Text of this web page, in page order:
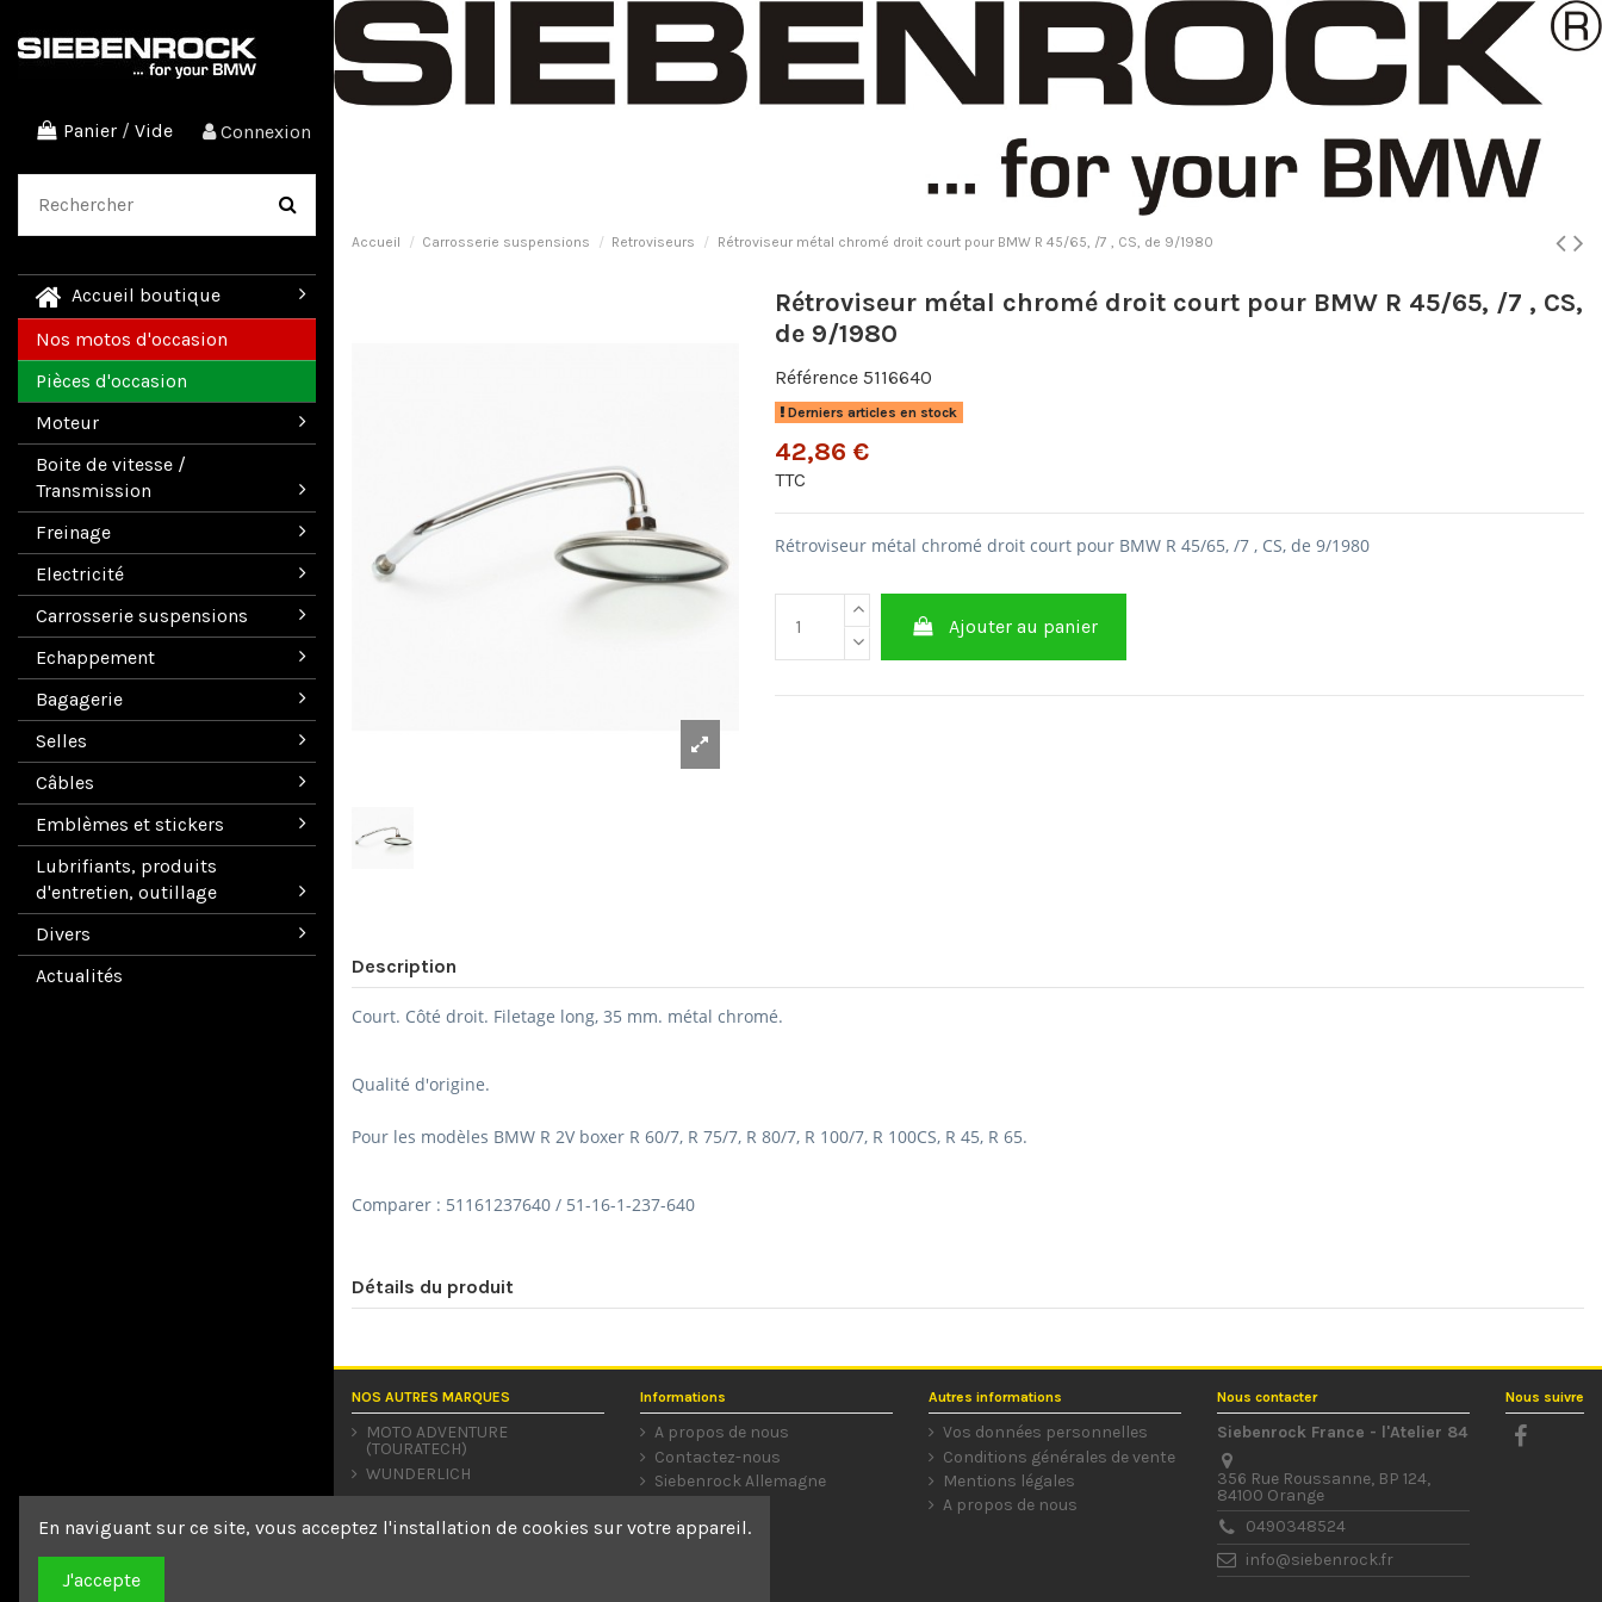
Panier / Vide Connexion
Accueil boutique
Nos motos d'occasion
Pièces d'occasion
Moteur
Boite de vitesse /
Transmission
Freinage
Electricité
Carrosserie suspensions
Echappement
Bagagerie
Selles
Câbles
Emblèmes et stickers
Lubrifiants, produits
d'entretien, outillage
Divers
Actualités
Accueil Carrosserie suspensions Retroviseurs Rétroviseur métal chromé droit court pour BMW R 45/65, /7 , CS, de 9/1980
Rétroviseur métal chromé droit court pour BMW R 45/65, /7 , CS,
de 9/1980
Référence 5116640
Derniers articles en stock
42,86 €
TTC
Rétroviseur métal chromé droit court pour BMW R 45/65, /7 , CS, de 9/1980
Ajouter au panier
Description
Court. Côté droit. Filetage long, 35 mm. métal chromé.
Qualité d'origine.
Pour les modèles BMW R 2V boxer R 60/7, R 75/7, R 80/7, R 100/7, R 100CS, R 45, R 65.
Comparer : 51161237640 / 51-16-1-237-640
Détails du produit
NOS AUTRES MARQUES
MOTO ADVENTURE
(TOURATECH)
WUNDERLICH
Informations
A propos de nous
Contactez-nous
Siebenrock Allemagne
Autres informations
Vos données personnelles
Conditions générales de vente
Mentions légales
A propos de nous
Nous contacter
Siebenrock France - l'Atelier 84
356 Rue Roussanne, BP 124,
84100 Orange
0490348524
info@siebenrock.fr
Nous suivre
En naviguant sur ce site, vous acceptez l'installation de cookies sur votre appareil.
J'accepte